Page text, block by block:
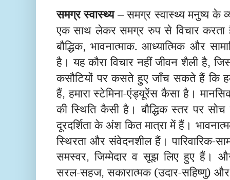
समग्र स्वास्थ्य –समग्र स्वास्थ्य मनुष्य के
एक साथ लेकर समग्र रुप से विचार करता
बौद्धिक,भावनात्माक. आध्यात्मिक और
है। यह कौरा विचार नहीं जीवन शैली है,
कसौटियों पर कसते हुए जाँच सकते हैं कि
हैं,हमारा स्टेमिना-एंड्यूरेंस कैसा है।
की स्थिति कैसी है। बौद्धिक स्तर पर
दूरदर्शिता के अंश कित मात्रा में हैं।
स्थिरता और संवेदनशील हैं। पारिवारिक-
समस्वर,जिम्मेदार व सूझ लिए हुए हैं।
सरल-सहज,सकारात्मक (उदार-सहिष्णु)